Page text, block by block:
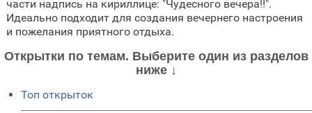
части надпись на кириллице: "Чудесного вечера!!".
Идеально подходит для создания вечернего настроения
и пожелания приятного отдыха.
Открытки по темам. Выберите один из разделов
ниже ↓
Топ открыток